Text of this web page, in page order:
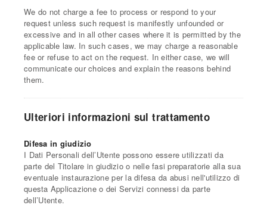
We do not charge a fee to process or respond to your
request unless such request is manifestly unfounded or
excessive and in all other cases where it is permitted by the
applicable law. In such cases, we may charge a reasonable
fee or refuse to act on the request. In either case, we will
communicate our choices and explain the reasons behind
them.
Ulteriori informazioni sul trattamento
Difesa in giudizio
I Dati Personali dell’Utente possono essere utilizzati da
parte del Titolare in giudizio o nelle fasi preparatorie alla sua
eventuale instaurazione per la difesa da abusi nell'utilizzo di
questa Applicazione o dei Servizi connessi da parte
dell’Utente.